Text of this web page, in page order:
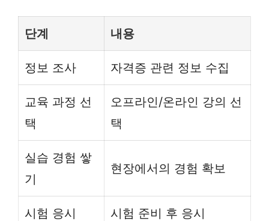
단계 내용
정보 조사 자격증 관련 정보 수집
교육 과정 선
택
오프라인/온라인 강의 선
택
실습 경험 쌓
기
현장에서의 경험 확보
시험 응시 시험 준비 후 응시